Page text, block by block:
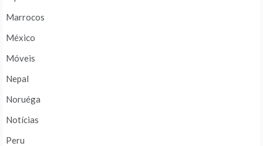
Marrocos
México
Móveis
Nepal
Noruéga
Notícias
Peru